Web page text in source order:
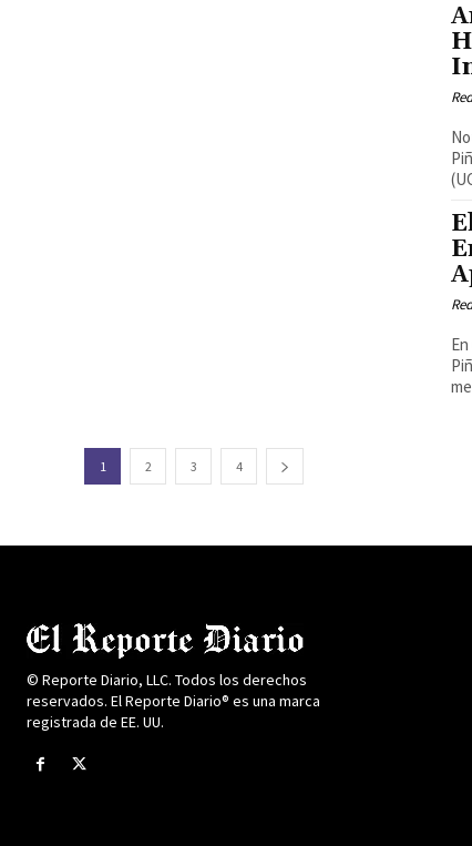
1 2 3 4
© Reporte Diario, LLC. Todos los derechos
reservados. El Reporte Diario® es una marca
registrada de EE. UU.